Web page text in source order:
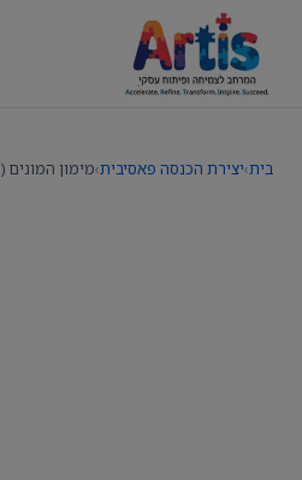
בית›יצירת הכנסה פאסיבית›מימון המונים (Peer-to-Peer Lending)